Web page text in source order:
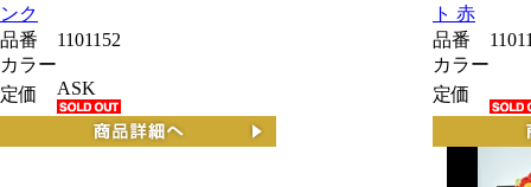
ンク
ト 赤
品番
1101152
カラー
定価
ASK
品番
カラー
定価